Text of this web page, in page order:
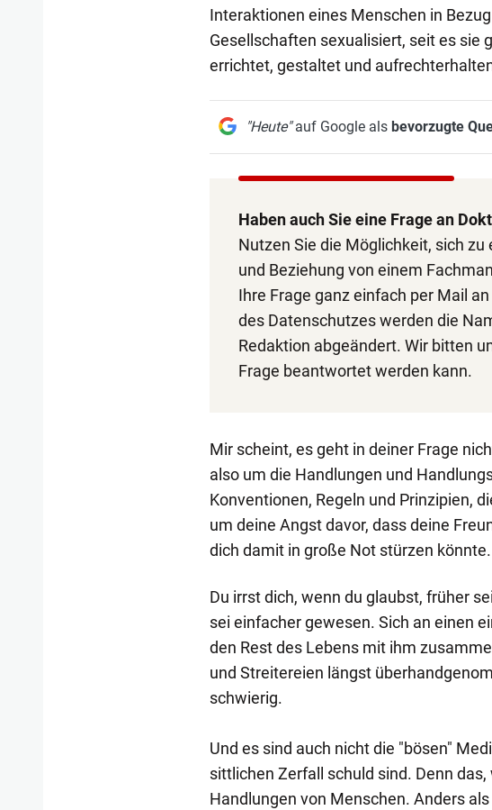
Interaktionen eines Menschen in
Gesellschaften sexualisiert, seit es sie
errichtet, gestaltet und
"Heute"auf Google als bevorzugte
Haben auch Sie eine Frage an
Nutzen Sie die Möglichkeit, sich
und Beziehung von einem
Ihre Frage ganz einfach per Mail an
des Datenschutzes werden die
Redaktion abgeändert. Wir bitten
Frage beantwortet werden kann.
Mir scheint, es geht in deiner Frage
also um die Handlungen und
Konventionen, Regeln und Prinzipien,
um deine Angst davor, dass deine
dich damit in große Not stürzen könnte.
Du irrst dich, wenn du glaubst, früher
sei einfacher gewesen. Sich an einen
den Rest des Lebens mit ihm
und Streitereien längst
schwierig.
Und es sind auch nicht die "bösen"
sittlichen Zerfall schuld sind. Denn
Handlungen von Menschen. Anders